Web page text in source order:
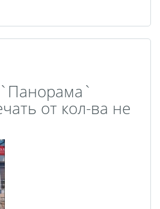
от кол-ва не